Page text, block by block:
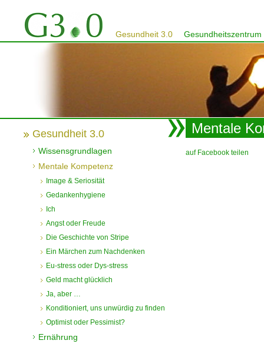
Gesundheit 3.0 Gesundheitszentrum
Gesundheit 3.0
Wissensgrundlagen
Mentale Kompetenz
Image & Seriosität
Gedankenhygiene
Ich
Angst oder Freude
Die Geschichte von Stripe
Ein Märchen zum Nachdenken
Eu-stress oder Dys-stress
Geld macht glücklich
Ja, aber …
Konditioniert, uns unwürdig zu finden
Optimist oder Pessimist?
Ernährung
Mentale
auf Facebook teilen